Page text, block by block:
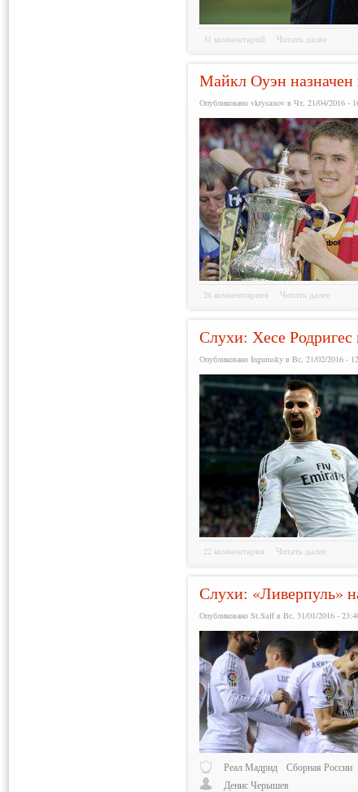
31 комментарий Читать далее
Майкл Оуэн
Опубликовано vkrysanov в Чт, 21/04/2016 -
26 комментариев Читать далее
Слухи: Хесе
Опубликовано Ingumsky в Вс, 21/02/2016 -
22 комментария Читать далее
Слухи: «Ливерпуль»
Опубликовано St.Saff в Вс, 31/01/2016 -
Реал Мадрид
Сборная России
Денис Черышев